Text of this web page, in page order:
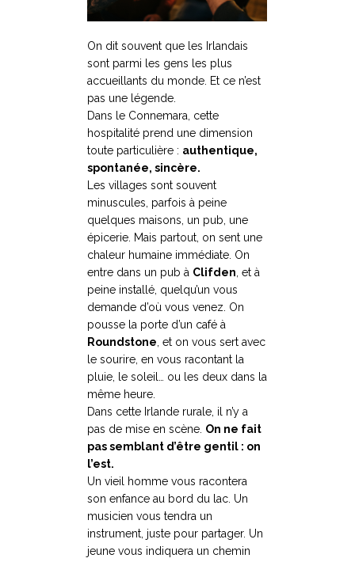
On dit souvent que les Irlandais
sont parmi les gens les plus
accueillants du monde. Et ce n’est
pas une légende.
Dans le Connemara, cette
hospitalité prend une dimension
toute particulière : authentique,
spontanée, sincère.
Les villages sont souvent
minuscules, parfois à peine
quelques maisons, un pub, une
épicerie. Mais partout, on sent une
chaleur humaine immédiate. On
entre dans un pub à Clifden , et à
peine installé, quelqu’un vous
demande d’où vous venez. On
pousse la porte d’un café à
Roundstone , et on vous sert avec
le sourire, en vous racontant la
pluie, le soleil… ou les deux dans la
même heure.
Dans cette Irlande rurale, il n’y a
pas de mise en scène. On ne fait
pas semblant d’être gentil : on
l’est.
Un vieil homme vous racontera
son enfance au bord du lac. Un
musicien vous tendra un
instrument, juste pour partager. Un
jeune vous indiquera un chemin